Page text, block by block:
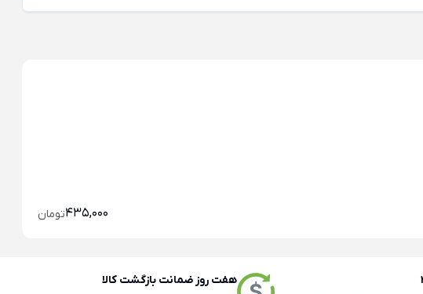
435,000تومان
هفت روز ضمانت بازگشت کالا